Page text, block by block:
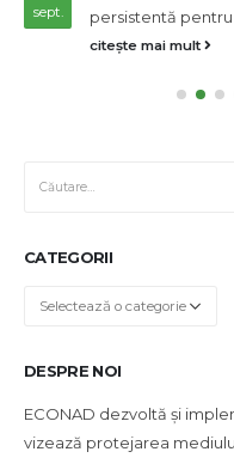
sept.
persistentă
citește mai mult
CATEGORII
Categorii
DESPRE NOI
ECONAD dezvoltă și
vizează protejarea